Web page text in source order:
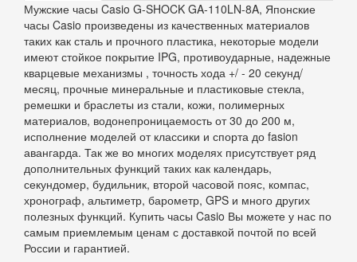
Мужские часы Casio G-SHOCK GA-110LN-8A, Японские
часы Casio произведены из качественных материалов
таких как сталь и прочного пластика, некоторые модели
имеют стойкое покрытие IPG, противоударные, надежные
кварцевые механизмы , точность хода +/ - 20 секунд/
месяц, прочные минеральные и пластиковые стекла,
ремешки и браслеты из стали, кожи, полимерных
материалов, водонепроницаемость от 30 до 200 м,
исполнение моделей от классики и спорта до fasion
авангарда. Так же во многих моделях присутствует ряд
дополнительных функций таких как календарь,
секундомер, будильник, второй часовой пояс, компас,
хронограф, альтиметр, барометр, GPS и много других
полезных функций. Купить часы Casio Вы можете у нас по
самым приемлемым ценам с доставкой почтой по всей
России и гарантией.